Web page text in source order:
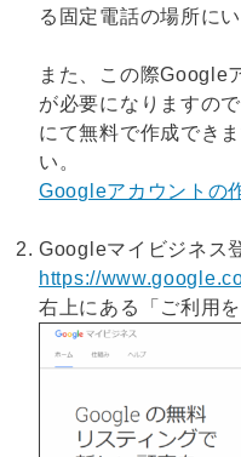
る固定電話の場所に
また、この際Google
が必要になりますの
にて無料で作成でき
い。
Googleアカウントの
Googleマイビジネス
https://
右上にある「ご利用